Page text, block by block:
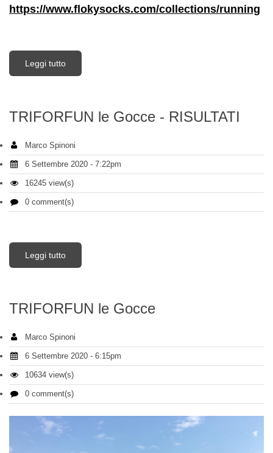
https://www.flokysocks.com/collections/running
Leggi tutto
parte degli sponsor di squadra
TRIFORFUN le Gocce - RISULTATI
Marco Spinoni
6 Settembre 2020 - 7:22pm
16245 view(s)
0 comment(s)
Leggi tutto
TRIFORFUN le Gocce
Marco Spinoni
6 Settembre 2020 - 6:15pm
10634 view(s)
0 comment(s)